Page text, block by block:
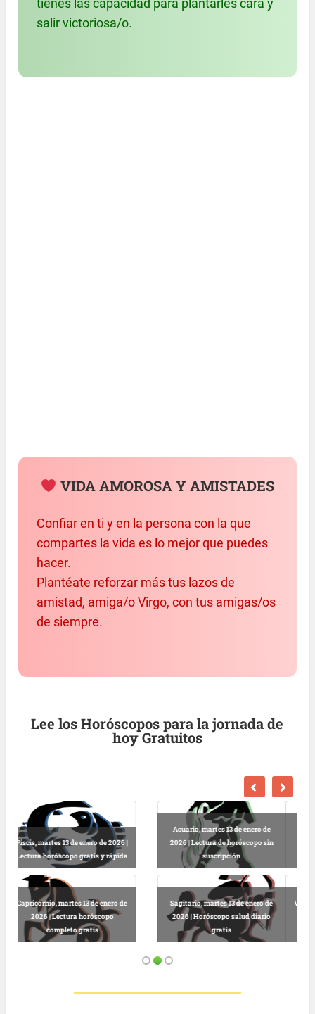
tienes las capacidad para plantarles cara y
salir victoriosa/o.
VIDA AMOROSA Y AMISTADES
Confiar en ti y en la persona con la que
compartes la vida es lo mejor que puedes
hacer.
Plantéate reforzar más tus lazos de
amistad, amiga/o Virgo, con tus amigas/os
de siempre.
Lee los Horóscopos para la jornada de
hoy Gratuitos
Escorpio, martes 13 de enero de
2026 | Horóscopo gratis hoy y
completo
Libra, martes 13 de enero de 2026 |
Lectura horóscopo online
Virgo, martes 13 de enero de 2026 |
Predicciones astrológicas
gratuitas hoy
Leo, martes 13 de enero de 2026 |
Horóscopo completo y gratuito